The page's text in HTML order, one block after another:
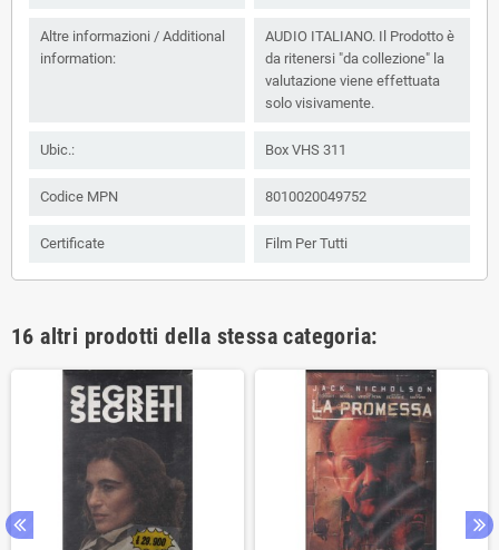
Altre informazioni / Additional
information:
AUDIO ITALIANO. Il Prodotto è
da ritenersi "da collezione" la
valutazione viene effettuata
solo visivamente.
Ubic.: Box VHS 311
Codice MPN 8010020049752
Certificate Film Per Tutti
16 altri prodotti della stessa categoria: